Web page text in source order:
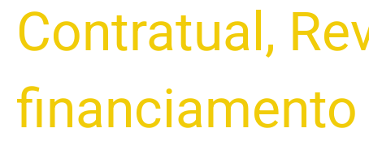
Contratual ,
financiamento